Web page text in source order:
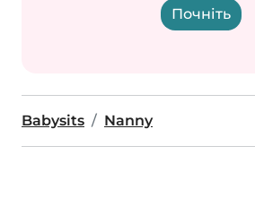
Почніть
Babysits Nanny